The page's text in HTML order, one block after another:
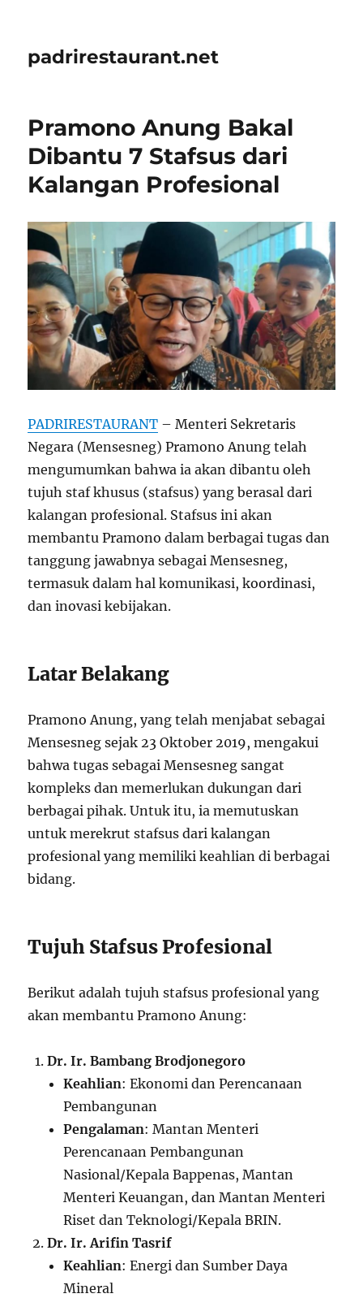
padrirestaurant.net
Pramono Anung Bakal
Dibantu 7 Stafsus dari
Kalangan Profesional
PADRIRESTAURANT – Menteri Sekretaris
Negara (Mensesneg) Pramono Anung telah
mengumumkan bahwa ia akan dibantu oleh
tujuh staf khusus (stafsus) yang berasal dari
kalangan profesional. Stafsus ini akan
membantu Pramono dalam berbagai tugas dan
tanggung jawabnya sebagai Mensesneg,
termasuk dalam hal komunikasi, koordinasi,
dan inovasi kebijakan.
Latar Belakang
Pramono Anung, yang telah menjabat sebagai
Mensesneg sejak 23 Oktober 2019, mengakui
bahwa tugas sebagai Mensesneg sangat
kompleks dan memerlukan dukungan dari
berbagai pihak. Untuk itu, ia memutuskan
untuk merekrut stafsus dari kalangan
profesional yang memiliki keahlian di berbagai
bidang.
Tujuh Stafsus Profesional
Berikut adalah tujuh stafsus profesional yang
akan membantu Pramono Anung:
Dr. Ir. Bambang Brodjonegoro
Keahlian: Ekonomi dan Perencanaan
Pembangunan
Pengalaman: Mantan Menteri
Perencanaan Pembangunan
Nasional/Kepala Bappenas, Mantan
Menteri Keuangan, dan Mantan Menteri
Riset dan Teknologi/Kepala BRIN.
Dr. Ir. Arifin Tasrif
Keahlian: Energi dan Sumber Daya
Mineral